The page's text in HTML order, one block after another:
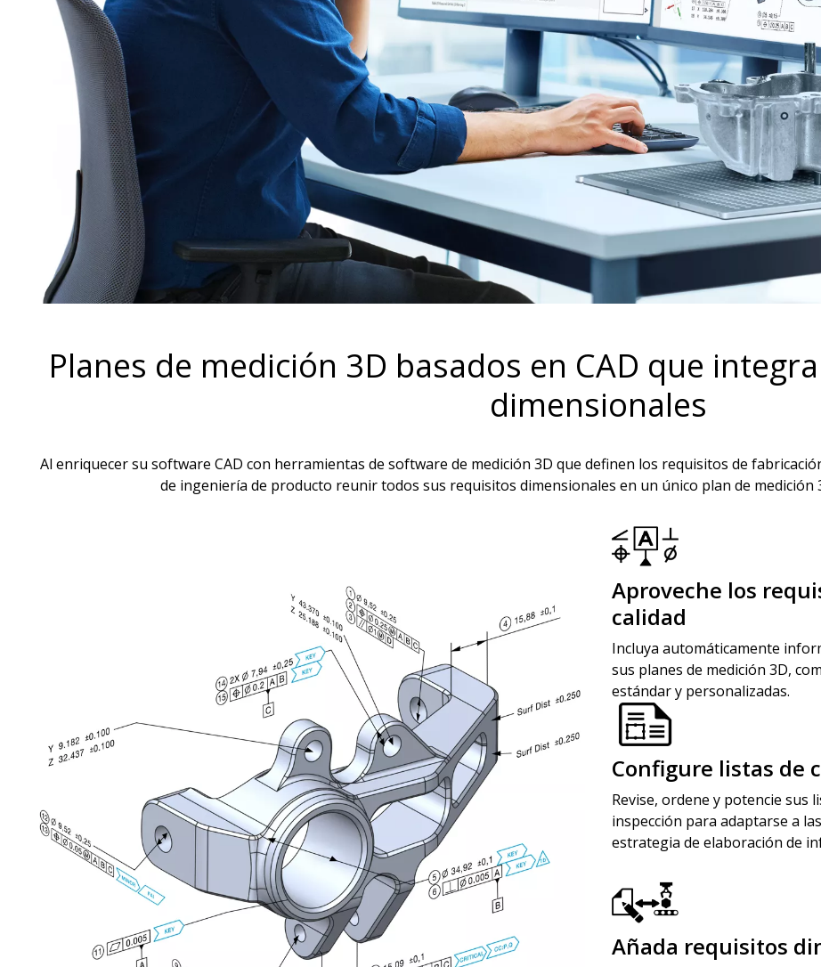
Planes de medición 3D basados en CAD que
dimensionales
Al enriquecer su software CAD con herramientas de software de medición 3D que definen los requisitos de
de ingeniería de producto reunir todos sus requisitos dimensionales en un único plan de medición
Aproveche los
calidad
Incluya automáticamente
sus planes de medición 3D,
estándar y personalizadas.
Configure listas de
Revise, ordene y potencie sus
inspección para adaptarse a
estrategia de elaboración de
Añada requisitos